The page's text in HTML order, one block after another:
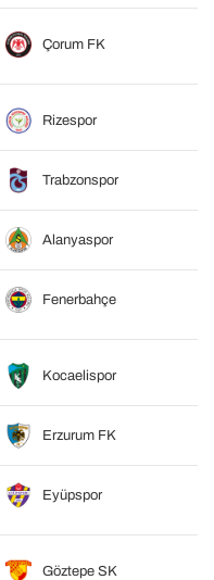
Çorum FK
Rizespor
Trabzonspor
Alanyaspor
Fenerbahçe
Kocaelispor
Erzurum FK
Eyüpspor
Göztepe SK